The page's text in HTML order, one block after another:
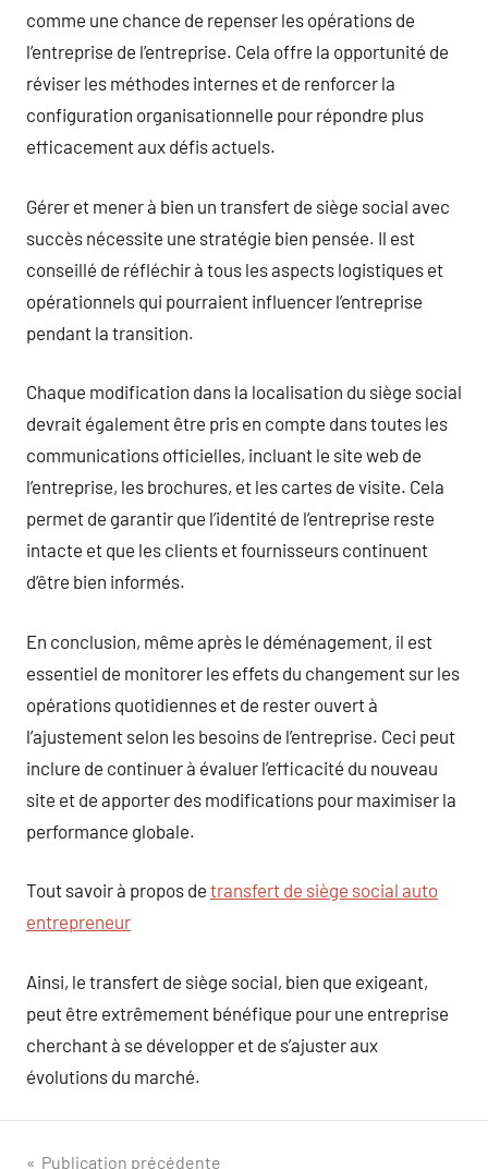
comme une chance de repenser les opérations de
l’entreprise de l’entreprise. Cela offre la opportunité de
réviser les méthodes internes et de renforcer la
configuration organisationnelle pour répondre plus
efficacement aux défis actuels.
Gérer et mener à bien un transfert de siège social avec
succès nécessite une stratégie bien pensée. Il est
conseillé de réfléchir à tous les aspects logistiques et
opérationnels qui pourraient influencer l’entreprise
pendant la transition.
Chaque modification dans la localisation du siège social
devrait également être pris en compte dans toutes les
communications officielles, incluant le site web de
l’entreprise, les brochures, et les cartes de visite. Cela
permet de garantir que l’identité de l’entreprise reste
intacte et que les clients et fournisseurs continuent
d’être bien informés.
En conclusion, même après le déménagement, il est
essentiel de monitorer les effets du changement sur les
opérations quotidiennes et de rester ouvert à
l’ajustement selon les besoins de l’entreprise. Ceci peut
inclure de continuer à évaluer l’efficacité du nouveau
site et de apporter des modifications pour maximiser la
performance globale.
Tout savoir à propos de transfert de siège social auto
entrepreneur
Ainsi, le transfert de siège social, bien que exigeant,
peut être extrêmement bénéfique pour une entreprise
cherchant à se développer et de s’ajuster aux
évolutions du marché.
Publication précédente